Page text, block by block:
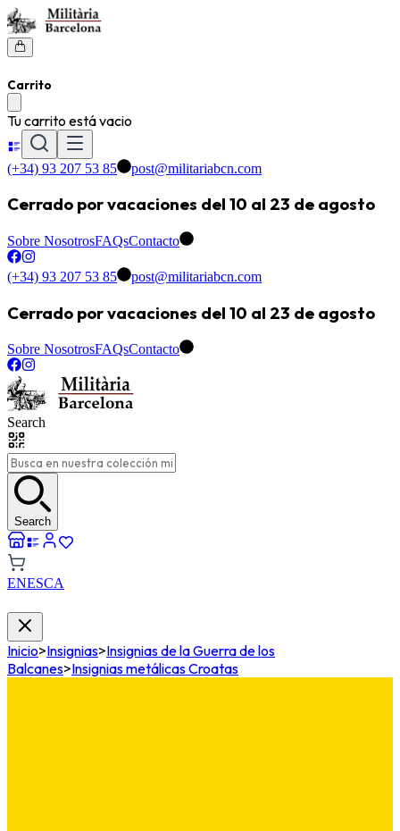
Carrito
Tu carrito está vacio
(+34) 93 207 53 85 post@militariabcn.com
Cerrado por vacaciones del 10 al 23 de agosto
Sobre NosotrosFAQsContacto
(+34) 93 207 53 85 post@militariabcn.com
Cerrado por vacaciones del 10 al 23 de agosto
Sobre NosotrosFAQsContacto
Search
Search
ENESCA
Inicio>Insignias>Insignias de la Guerra de los
Balcanes>Insignias metálicas Croatas